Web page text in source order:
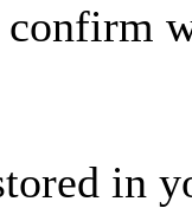
confirm
in